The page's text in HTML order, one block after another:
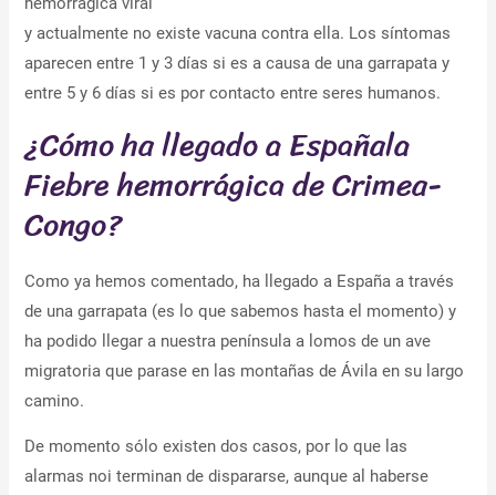
y actualmente no existe vacuna contra ella. Los síntomas
aparecen entre 1 y 3 días si es a causa de una garrapata y
entre 5 y 6 días si es por contacto entre seres humanos.
¿Cómo ha llegado a Españala
Fiebre hemorrágica de Crimea-
Congo?
Como ya hemos comentado, ha llegado a España a través
de una garrapata (es lo que sabemos hasta el momento) y
ha podido llegar a nuestra península a lomos de un ave
migratoria que parase en las montañas de Ávila en su largo
camino.
De momento sólo existen dos casos, por lo que las
alarmas noi terminan de dispararse, aunque al haberse